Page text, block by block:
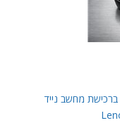
נייד ב -99 ש"ח | ברכישת מחשב נייד